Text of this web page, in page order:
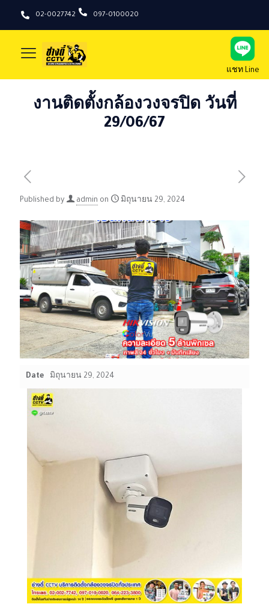
02-0027742 097-0100020
แชท Line
งานติดตั้งกล้องวงจรปิด วันที่
29/06/67
Published by admin on มิถุนายน 29, 2024
Date มิถุนายน 29, 2024